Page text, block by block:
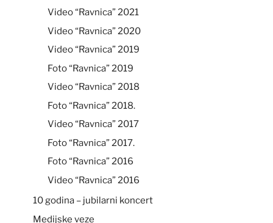
Video “Ravnica” 2021
Video “Ravnica” 2020
Video “Ravnica” 2019
Foto “Ravnica” 2019
Video “Ravnica” 2018
Foto “Ravnica” 2018.
Video “Ravnica” 2017
Foto “Ravnica” 2017.
Foto “Ravnica” 2016
Video “Ravnica” 2016
10 godina – jubilarni koncert
Medijske veze